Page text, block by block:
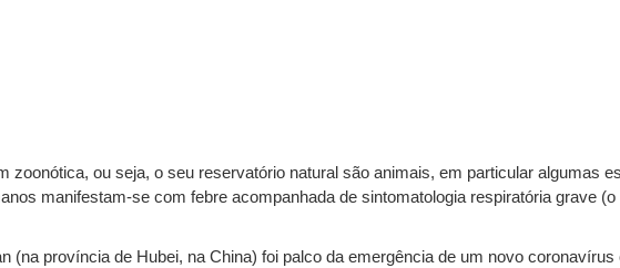
ou seja, o seu reservatório natural são animais, em particular algumas
manifestam-se com febre acompanhada de sintomatologia respiratória grave
(na província de Hubei, na China) foi palco da emergência de um novo coronavírus